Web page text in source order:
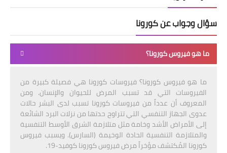
سؤال وجواب عن كورونا
ما هو فيروس كورونا؟
ما هو فيروس كورونا؟ فيروسات كورونا هي فصيلة كبيرة من
الفيروسات التي قد تسبب المرض للحيوان والإنسان. ومن
المعروف أن عدداً من فيروسات كورونا تسبب لدى البشر حالات
عدوى الجهاز التنفسي التي تتراوح حدتها من نزلات البرد الشائعة
إلى الأمراض الأشد وخامة مثل متلازمة الشرق الأوسط التنفسية
والمتلازمة التنفسية الحادة الوخيمة (السارس). ويسبب فيروس
كورونا المُكتشف مؤخراً مرض فيروس كورونا كوفيد-19.